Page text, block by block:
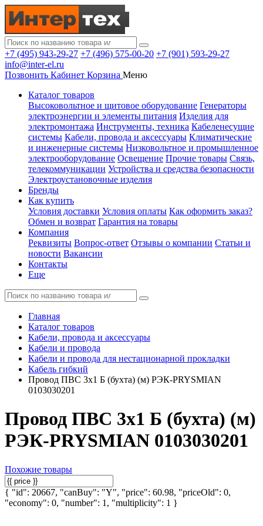
+7 (495) 943-29-27 +7 (496) 575-00-20 +7 (901) 593-29-27
info@inter-el.ru
Позвонить Кабинет Корзина Меню
Каталог товаров
Высоковольтное и щитовое оборудование Генераторы
электроэнергии и элементы питания Изделия для
электромонтажа Инструменты, техника Кабеленесущие
системы Кабели, провода и аксессуары Климатические
и инженерные системы Низковольтное и промышленное
электрооборудование Освещение Прочие товары Связь,
телекоммуникации Устройства и средства безопасности
Электроустановочные изделия
Бренды
Как купить
Условия доставки Условия оплаты Как оформить заказ?
Обмен и возврат Гарантия на товары
Компания
Реквизиты Вопрос-ответ Отзывы о компании Статьи и
новости Вакансии
Контакты
Еще
Главная
Каталог товаров
Кабели, провода и аксессуары
Кабели и провода
Кабели и провода для нестационарной прокладки
Кабель гибкий
Провод ПВС 3х1 Б (бухта) (м) РЭК-PRYSMIAN
0103030201
Провод ПВС 3х1 Б (бухта) (м)
РЭК-PRYSMIAN 0103030201
Похожие товары
{ "id": 20667, "canBuy": "Y", "price": 60.98, "priceOld": 0,
"economy": 0, "number": 1, "multiplicity": 1 }